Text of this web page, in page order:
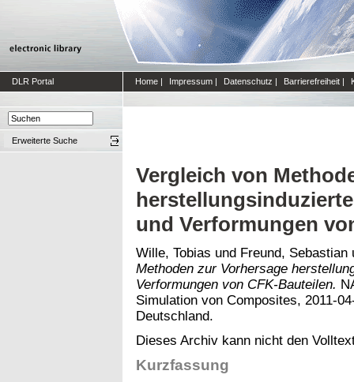
DLR Portal Home | Impressum | Datenschutz | Barrierefreiheit |
Erweiterte Suche
Vergleich von
und Verformungen
Wille, Tobias und Freund, Sebastian
Methoden zur Vorhersage
Verformungen von CFK-Bauteilen.
Simulation von Composites, 2011-
Deutschland.
Dieses Archiv kann nicht den
Kurzfassung